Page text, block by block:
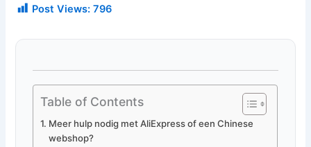
Post Views: 796
Table of Contents
Meer hulp nodig met AliExpress of een Chinese
webshop?